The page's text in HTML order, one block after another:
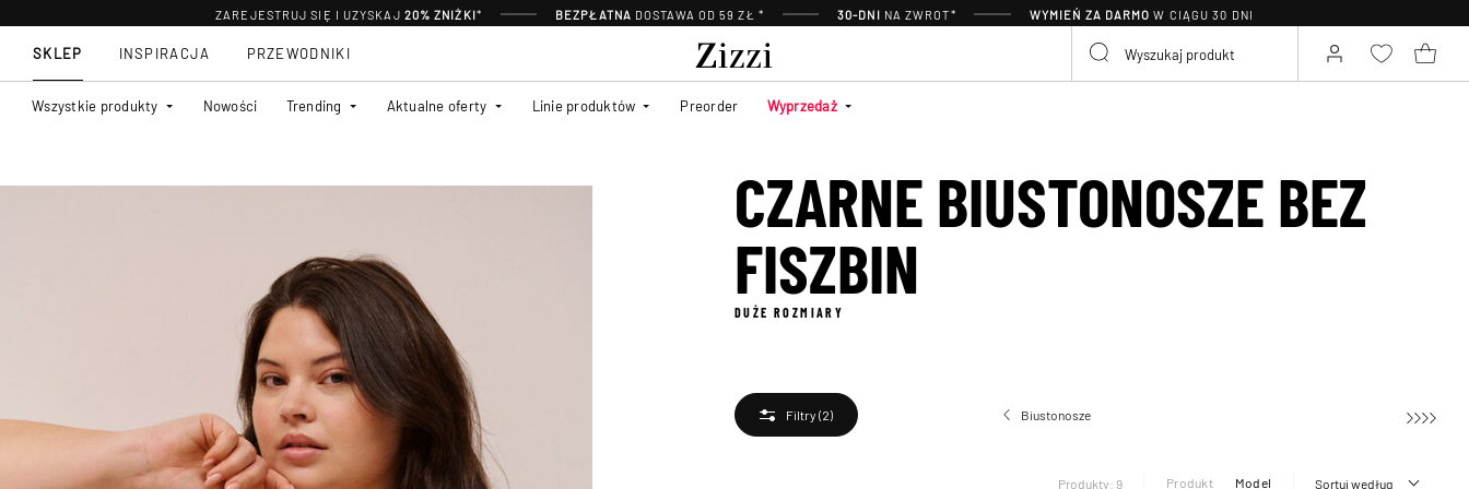
ZAREJESTRUJ SIĘ I UZYSKAJ 20% ZNIŻKI* BEZPŁATNA DOSTAWA OD 59 ZŁ * 30-DNI NA ZWROT* WYMIEŃ ZA DARMO W CIĄGU 30 DNI
SKLEP
Wszystkie produkty Nowości Trending Aktualne oferty Linie produktów Preorder Wyprzedaż
INSPIRACJA PRZEWODNIKI
CZARNE BIUSTONOSZE BEZ
FISZBIN
DUŻE ROZMIARY
Filtry (2) Biustonosze Biustonosze bez fiszbin
Produkty: 9 Produkt Model Sortuj według